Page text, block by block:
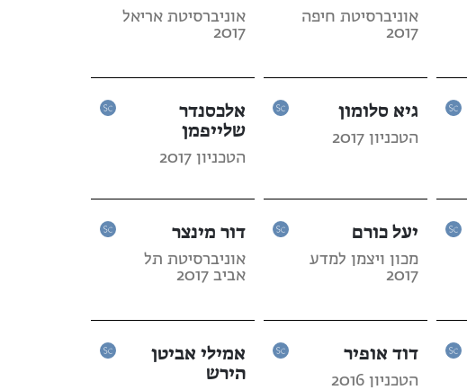
אוניברסיטת חיפה
2017
אוניברסיטת אריאל
2017
גיא סלומון
הטכניון 2017
אלכסנדר
שלייפמן
הטכניון 2017
יעל כורם
מכון ויצמן למדע
2017
דור מינצר
אוניברסיטת תל
אביב 2017
דוד אופיר
הטכניון 2016
אמילי אביטן
הירש